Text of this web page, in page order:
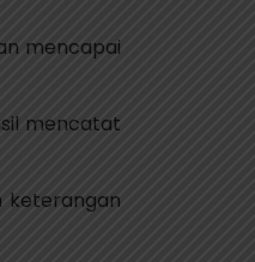
mencapai
mencatat
keterangan